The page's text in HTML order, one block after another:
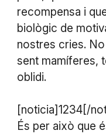
recompensa i
biològic de
nostres cries.
sent mamíferes,
oblidi.
[noticia]1234[/
És per això que